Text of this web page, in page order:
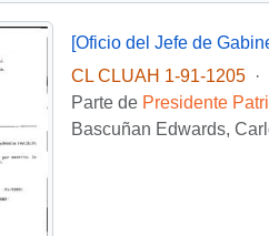
CL CLUAH 1-91-1205
·
Parte de Presidente
Bascuñan Edwards,